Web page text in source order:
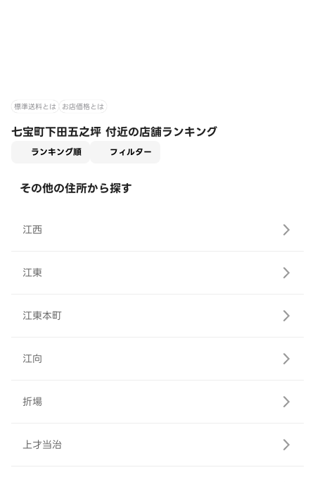
標準送料とは お店価格とは
七宝町下田五之坪 付近の店舗ランキング
ランキング順 フィルター
その他の住所から探す
江西
江東
江東本町
江向
折場
上才当治